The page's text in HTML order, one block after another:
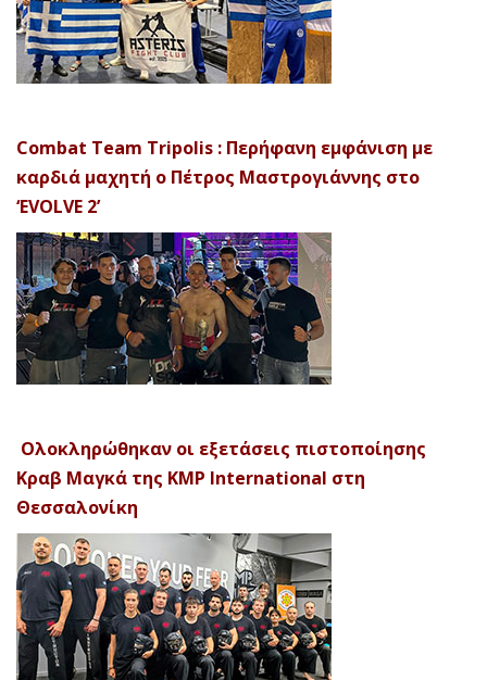
Combat Team Tripolis : Περήφανη εμφάνιση με
καρδιά μαχητή ο Πέτρος Μαστρογιάννης στο
‘EVOLVE 2’
Ολοκληρώθηκαν οι εξετάσεις πιστοποίησης
Κραβ Μαγκά της KMP International στη
Θεσσαλονίκη